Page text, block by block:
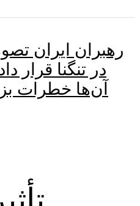
رهبران ایران
در تنگنا قرار
آن‌ها خطرات